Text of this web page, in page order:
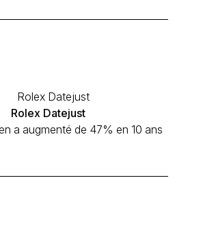
Rolex Datejust
a augmenté de 47% en 10 ans